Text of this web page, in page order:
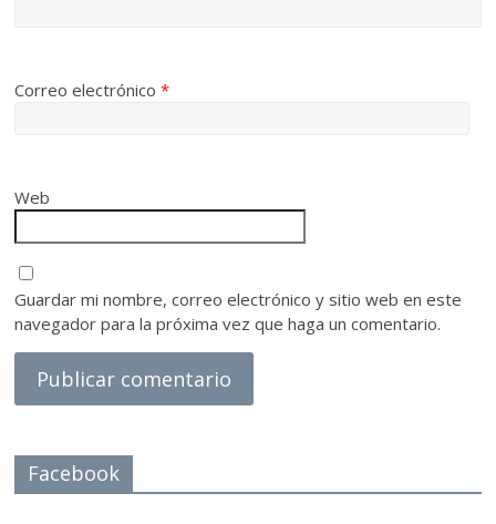
Correo electrónico*
Web
Guardar mi nombre, correo electrónico y sitio web en este
navegador para la próxima vez que haga un comentario.
Facebook